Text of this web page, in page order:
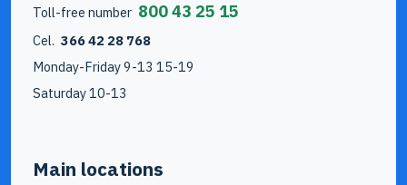
Toll-free number 800 43 25 15
Cel. 366 42 28 768
Monday-Friday 9-13 15-19
Saturday 10-13
Main locations